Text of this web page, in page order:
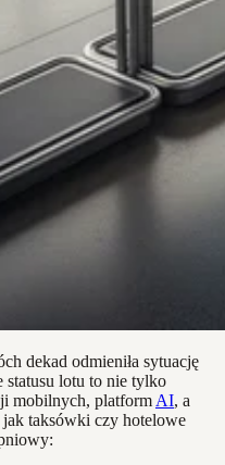
dekad odmieniła sytuację
statusu lotu to nie tylko
mobilnych, platform AI, a
taksówki czy hotelowe